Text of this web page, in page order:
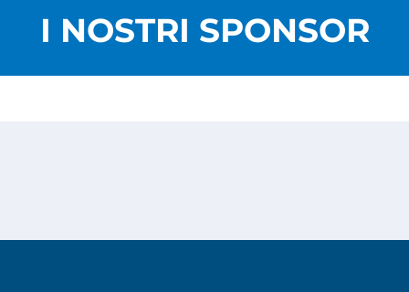
I NOSTRI SPONSOR